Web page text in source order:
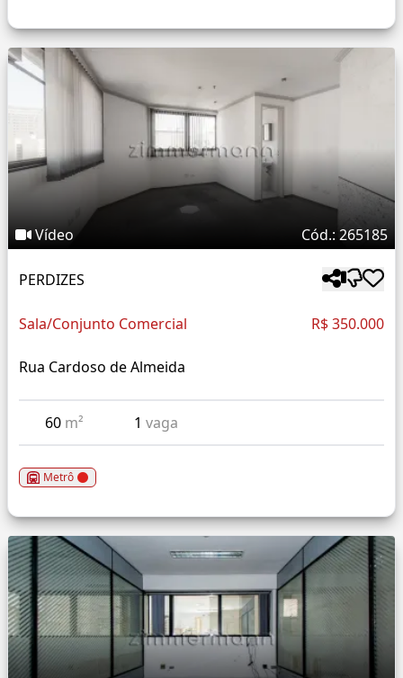
Vídeo Cód.: 265185
PERDIZES
Sala/Conjunto Comercial R$ 350.000
Rua Cardoso de Almeida
60 m² 1 vaga
Metrô